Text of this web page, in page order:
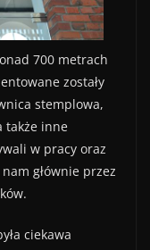
700 metrach
zostały
stemplowa,
także inne
w pracy oraz
głównie przez
ciekawa